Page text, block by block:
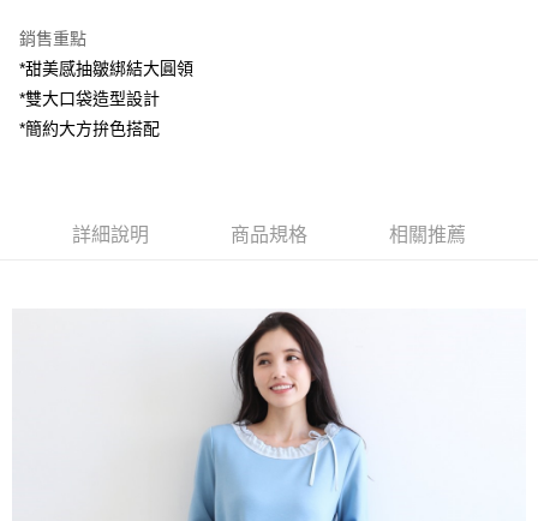
Apple Pay
街口支付
相關說明
１．簡單：不需註冊會員、不需綁卡、不需儲值。
２．便利：只要手機號碼，簡訊認證，即可結帳。
３．安心：先確認商品／服務後，再付款。
【「AFTEE先享後付」結帳流程】
１．於結帳方式選擇「AFTEE先享後付」後，將跳轉至「AFTEE先享後付」
結帳頁面，進行簡訊認證並確認金額後，即可完成結帳。
２．訂單成立數日內，您將收到繳費通知簡訊。
３．收到繳費通知簡訊後14天內，點擊此簡訊中的連結，可透過四大超商／
ATM／網路銀行／等多元方式進行付款，方視為交易完成。
每筆NT$80，滿NT$1,200(含以上)免運費
每筆NT$80，滿NT$1,200(含以上)免運費
銷售重點
*甜美感抽皺綁結大圓領
*雙大口袋造型設計
*簡約大方拚色搭配
詳細說明 商品規格 相關推薦